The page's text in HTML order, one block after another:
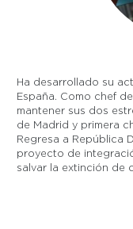
Ha desarrollado su
España. Como chef
mantener sus dos
de Madrid y primera
Regresa a República
proyecto de
salvar la extinción de